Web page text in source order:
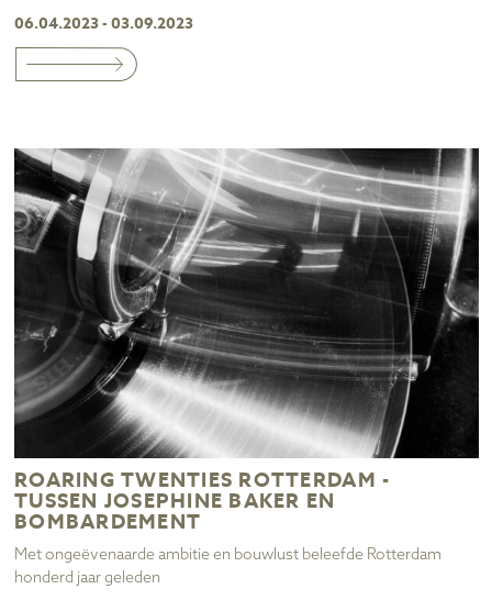
06.04.2023 - 03.09.2023
ROARING TWENTIES ROTTERDAM -
TUSSEN JOSEPHINE BAKER EN
BOMBARDEMENT
Met ongeëvenaarde ambitie en bouwlust beleefde Rotterdam
honderd jaar geleden